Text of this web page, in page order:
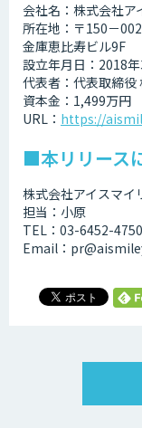
会社名：株式会社ア
所在地：〒150－
金庫恵比寿ビル9F
設立年月日：2018
代表者：代表取締役
資本金：1,499万円
URL： https://
■本リリース
株式会社アイスマイ
担当：小原
TEL：03-6452-4750
Email：